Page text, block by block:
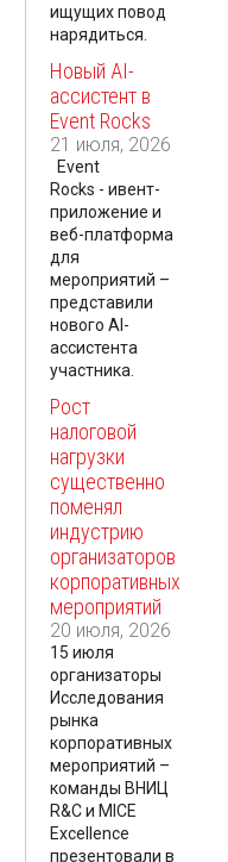
ищущих повод
нарядиться.
Новый AI-
ассистент в
Event Rocks
21 июля, 2026
Event
Rocks - ивент-
приложение и
веб-платформа
для
мероприятий –
представили
нового AI-
ассистента
участника.
Рост
налоговой
нагрузки
существенно
поменял
индустрию
организаторов
корпоративных
мероприятий
20 июля, 2026
15 июля
организаторы
Исследования
рынка
корпоративных
мероприятий –
команды ВНИЦ
R&C и MICE
Excellence
презентовали в